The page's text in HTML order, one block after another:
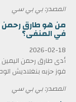
المصدر: بي بي سي
في المنفى؟
2026-02-18
فوز حزبه بنغلاديش
المصدر: بي بي سي